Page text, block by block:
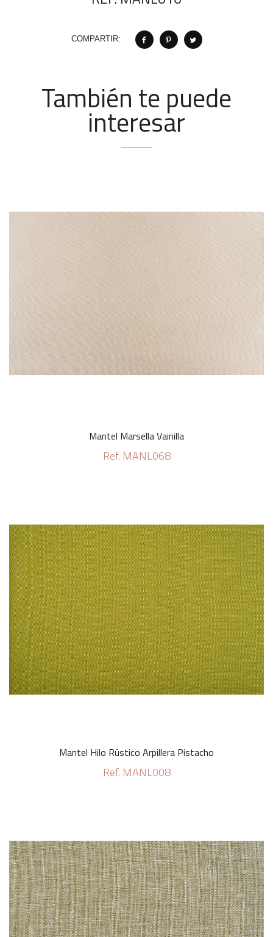
COMPARTIR:
También te puede
interesar
Mantel Marsella Vainilla
Ref. MANL068
Mantel Hilo Rústico Arpillera Pistacho
Ref. MANL008